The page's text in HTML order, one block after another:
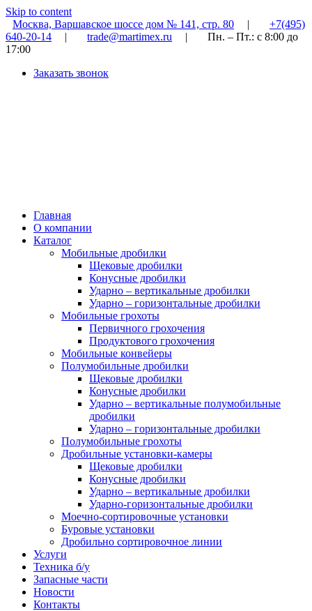
Skip to content
Москва, Варшавское шоссе дом № 141, стр. 80
|
+7(495)
640-20-14
| trade@martimex.ru |
Пн. – Пт.: с 8:00 до
17:00
Заказать звонок
Главная
О компании
Каталог
Мобильные дробилки
Щековые дробилки
Конусные дробилки
Ударно – вертикальные дробилки
Ударно – горизонтальные дробилки
Мобильные грохоты
Первичного грохочения
Продуктового грохочения
Мобильные конвейеры
Полумобильные дробилки
Щековые дробилки
Конусные дробилки
Ударно – вертикальные полумобильные
дробилки
Ударно – горизонтальные дробилки
Полумобильные грохоты
Дробильные установки-камеры
Щековые дробилки
Конусные дробилки
Ударно – вертикальные дробилки
Ударно-горизонтальные дробилки
Моечно-сортировочные установки
Буровые установки
Дробильно сортировочное линии
Услуги
Техника б/у
Запасные части
Новости
Контакты